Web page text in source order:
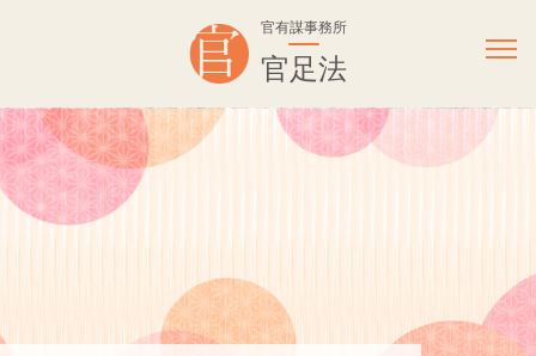
官有謀事務所
官足法